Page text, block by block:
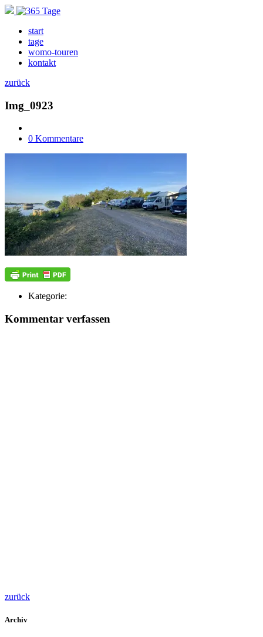
start
tage
womo-touren
kontakt
zurück
Img_0923
0 Kommentare
Kategorie:
Kommentar verfassen
zurück
Archiv